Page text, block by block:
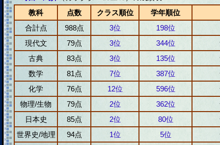
教科
点数 クラス順位
学年順位
合計点
988点 3位
198位
現代文
79点 3位 344位
古典
83点 3位 135位
数学
81点 7位 387位
化学
76点 12位 596位
物理/生物
79点 2位 362位
日本史
85点 2位 80位
世界史/地理
94点 1位 5位